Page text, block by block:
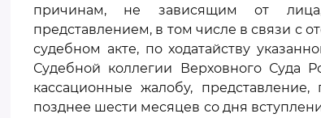
причинам, не зависящим от
представлением, в том числе в связи с
судебном акте, по ходатайству
Судебной коллегии Верховного Суда
кассационные жалобу,
позднее шести месяцев со дня